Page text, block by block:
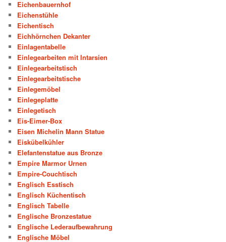
Eichenbauernhof
Eichenstühle
Eichentisch
Eichhörnchen Dekanter
Einlagentabelle
Einlegearbeiten mit Intarsien
Einlegearbeitstisch
Einlegearbeitstische
Einlegemöbel
Einlegeplatte
Einlegetisch
Eis-Eimer-Box
Eisen Michelin Mann Statue
Eiskübelkühler
Elefantenstatue aus Bronze
Empire Marmor Urnen
Empire-Couchtisch
Englisch Esstisch
Englisch Küchentisch
Englisch Tabelle
Englische Bronzestatue
Englische Lederaufbewahrung
Englische Möbel